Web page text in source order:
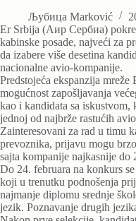
Љубица Marković
Er Srbija (Аир Сербиа)
kabinske posade, najveći za
da izabere više desetina
nacionalne avio-kompanije.
Predstojeća ekspanzija
mogućnost zapošljavanja
kao i kandidata sa
jednoj od najbrže rastućih
Zainteresovani za rad u timu
prevoznika, prijavu mogu
sajta kompanije najkasnije do
Do 24. februara na konkurs
koji u trenutku podnošenja
najmanje diplomu srednje
jezik. Poznavanje drugih